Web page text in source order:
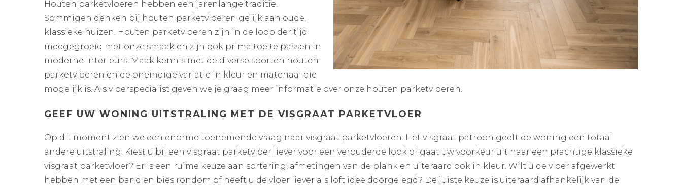
Houten parketvloeren hebben een jarenlange traditie.
Sommigen denken bij houten parketvloeren gelijk aan oude,
klassieke huizen. Houten parketvloeren zijn in de loop der tijd
meegegroeid met onze smaak en zijn ook prima toe te passen in
moderne interieurs. Maak kennis met de diverse soorten houten
parketvloeren en de oneindige variatie in kleur en materiaal die
mogelijk is. Als vloerspecialist geven we je graag meer informatie over onze houten parketvloeren.
GEEF UW WONING UITSTRALING MET DE VISGRAAT PARKETVLOER
Op dit moment zien we een enorme toenemende vraag naar visgraat parketvloeren. Het visgraat patroon geeft de woning een totaal
andere uitstraling. Kiest u bij een visgraat parketvloer liever voor een verouderde look of gaat uw voorkeur uit naar een prachtige klassieke
visgraat parketvloer? Er is een ruime keuze aan sortering, afmetingen van de plank en uiteraard ook in kleur. Wilt u de vloer afgewerkt
hebben met een band en bies rondom of heeft u de vloer liever als loft idee doorgelegd? De juiste keuze is uiteraard afhankelijk van de